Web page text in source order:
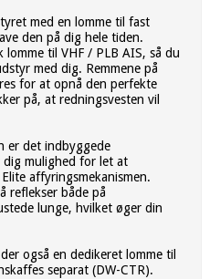
med en lomme til fast
den på dig hele tiden.
til VHF / PLB AIS, så du
med dig. Remmene på
for at opnå den perfekte
på, at redningsvesten vil
er det indbyggede
dig mulighed for let at
affyringsmekanismen.
reflekser både på
lunge, hvilket øger din
også en dedikeret lomme til
separat (DW-CTR).